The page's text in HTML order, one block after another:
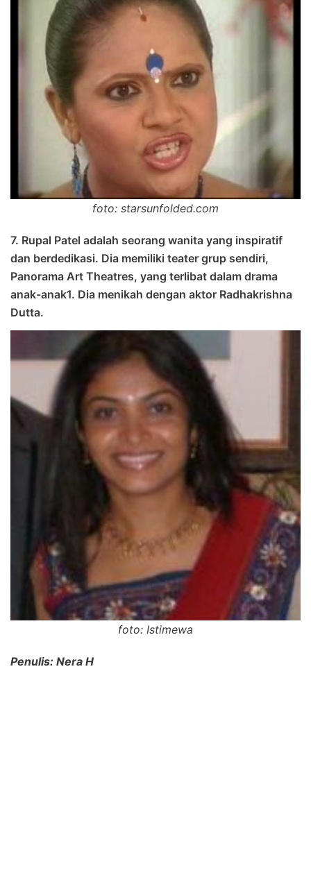
foto: starsunfolded.com
7. Rupal Patel adalah seorang wanita yang inspiratif
dan berdedikasi. Dia memiliki teater grup sendiri,
Panorama Art Theatres, yang terlibat dalam drama
anak-anak1. Dia menikah dengan aktor Radhakrishna
Dutta.
foto: Istimewa
Penulis: Nera H